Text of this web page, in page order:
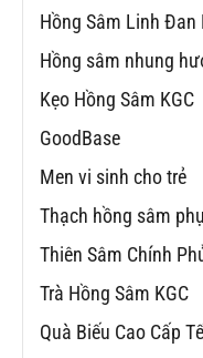
Hồng Sâm Linh Đan
Hồng sâm nhung
Kẹo Hồng Sâm KGC
GoodBase
Men vi sinh cho trẻ
Thạch hồng sâm
Thiên Sâm Chính
Trà Hồng Sâm KGC
Quà Biếu Cao Cấp